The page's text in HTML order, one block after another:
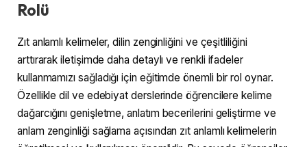
Rolü
Zıt anlamlı kelimeler, dilin zenginliğini ve çeşitliliğini
arttırarak iletişimde daha detaylı ve renkli ifadeler
kullanmamızı sağladığı için eğitimde önemli bir rol oynar.
Özellikle dil ve edebiyat derslerinde öğrencilere kelime
dağarcığını genişletme, anlatım becerilerini geliştirme ve
anlam zenginliği sağlama açısından zıt anlamlı kelimelerin